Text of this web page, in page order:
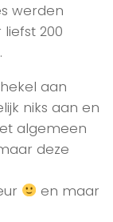
werden
200
aan
niks aan en
algemeen
deze
en maar